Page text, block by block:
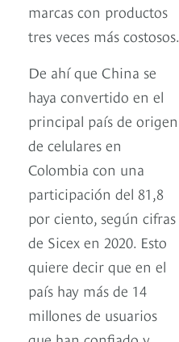
marcas con productos
tres veces más costosos.
De ahí que China se
haya convertido en el
principal país de origen
de celulares en
Colombia con una
participación del 81,8
por ciento, según cifras
de Sicex en 2020. Esto
quiere decir que en el
país hay más de 14
millones de usuarios